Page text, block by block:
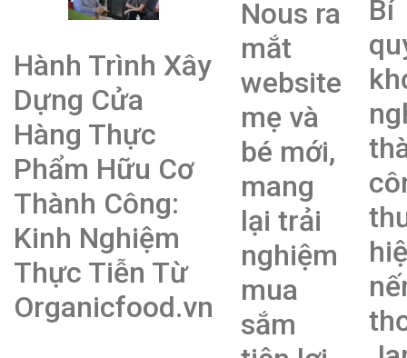
Hành Trình Xây
Dựng Cửa
Hàng Thực
Phẩm Hữu Cơ
Thành Công:
Kinh Nghiệm
Thực Tiễn Từ
Organicfood.vn
Nous ra
mắt
website
mẹ và
bé mới,
mang
lại trải
nghiệm
mua
sắm
Bí